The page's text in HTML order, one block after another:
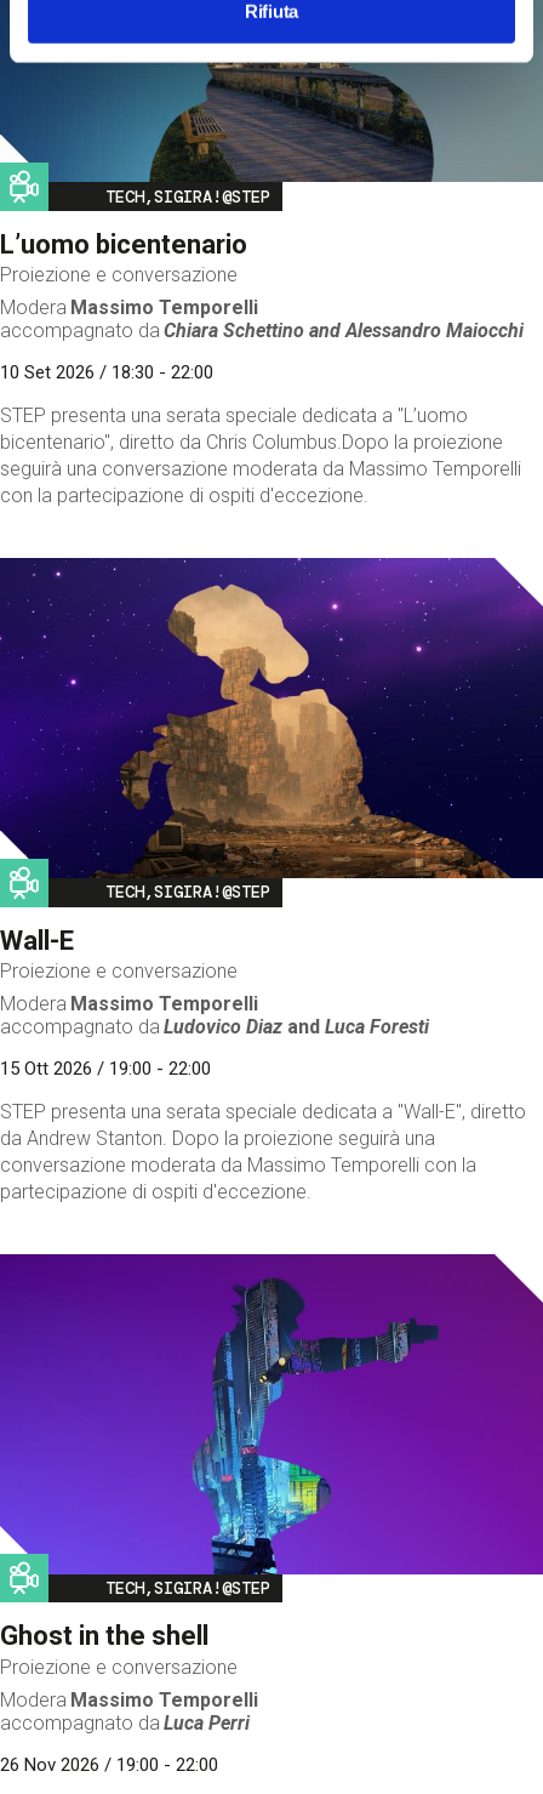
Rifiuta
Image
TECH,SIGIRA!@STEP
L’uomo bicentenario
Proiezione e conversazione
Modera Massimo Temporelli
accompagnato da Chiara Schettino andAlessandro Maiocchi
10 Set 2026 / 18:30 - 22:00
STEP presenta una serata speciale dedicata a "L’uomo
bicentenario", diretto da Chris Columbus.Dopo la proiezione
seguirà una conversazione moderata da Massimo Temporelli
con la partecipazione di ospiti d'eccezione.
Image
TECH,SIGIRA!@STEP
Wall-E
Proiezione e conversazione
Modera Massimo Temporelli
accompagnato da Ludovico Diaz andLuca Foresti
15 Ott 2026 / 19:00 - 22:00
STEP presenta una serata speciale dedicata a "Wall-E", diretto
da Andrew Stanton. Dopo la proiezione seguirà una
conversazione moderata da Massimo Temporelli con la
partecipazione di ospiti d'eccezione.
Image
TECH,SIGIRA!@STEP
Ghost in the shell
Proiezione e conversazione
Modera Massimo Temporelli
accompagnato da Luca Perri
26 Nov 2026 / 19:00 - 22:00